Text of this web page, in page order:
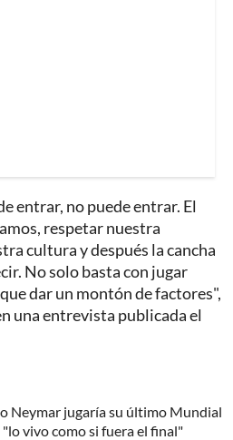
entrar, no puede entrar. El
respetar nuestra
cultura y después la cancha
No solo basta con jugar
dar un montón de factores",
una entrevista publicada el
Neymar jugaría su último Mundial
vivo como si fuera el final"